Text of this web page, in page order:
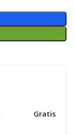
Gratis